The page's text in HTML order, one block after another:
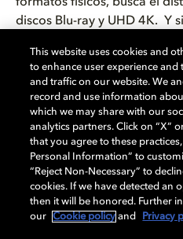
discos Blu-ray y UHD 4K. Y
títulos favoritos enXboxy
música en Dolby Atmos
disponible en plataformas
MusicyTIDAL .
Dolby Atmos es una nueva
disponible en todo el
para todos los presupuestos
experiencia y llévate el
This website uses cookies and
to enhance user experience and
and traffic on our website. We
record and use information
which we may share with our
analytics partners. Click on “X”
that you agree to these
Personal Information” to
“Reject Non-Necessary” to
cookies. If we have detected an
then it will be honored. Further
our
Cookie policy and Privacy